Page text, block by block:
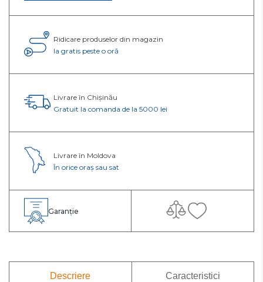
Ridicare produselor din magazin
Ia gratis peste o oră
Livrare în Chișinău
Gratuit la comanda de la 5000 lei
Livrare în Moldova
În orice oraș sau sat
Garanție
Descriere Caracteristici